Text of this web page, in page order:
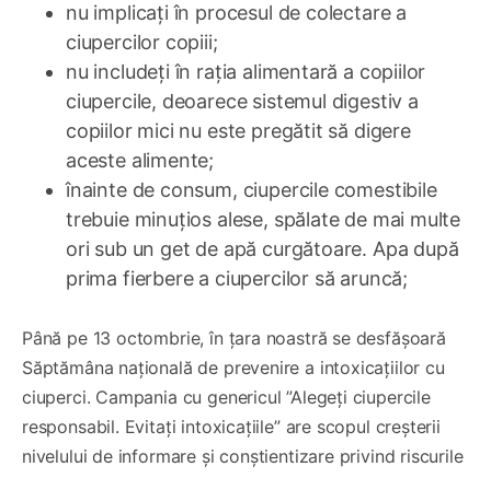
nu implicaţi în procesul de colectare a
ciupercilor copiii;
nu includeți în raţia alimentară a copiilor
ciupercile, deoarece sistemul digestiv a
copiilor mici nu este pregătit să digere
aceste alimente;
înainte de consum, ciupercile comestibile
trebuie minuţios alese, spălate de mai multe
ori sub un get de apă curgătoare. Apa după
prima fierbere a ciupercilor să aruncă;
Până pe 13 octombrie, în țara noastră se desfășoară
Săptămâna națională de prevenire a intoxicațiilor cu
ciuperci. Campania cu genericul ”Alegeți ciupercile
responsabil. Evitați intoxicațiile” are scopul creșterii
nivelului de informare și conștientizare privind riscurile